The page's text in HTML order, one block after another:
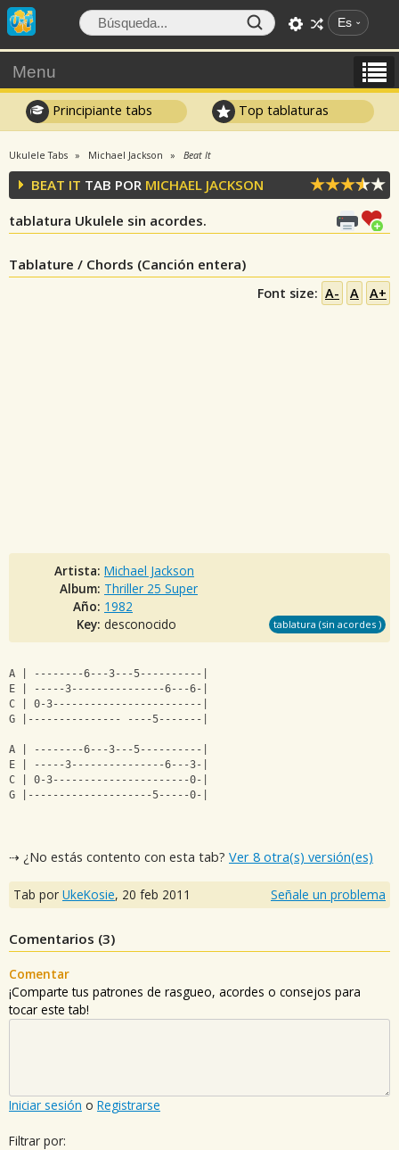
Es
Menu
Principiante tabs Top tablaturas
Ukulele Tabs Michael Jackson Beat It
BEAT IT TAB POR MICHAEL JACKSON
tablatura Ukulele sin acordes.
Tablature / Chords (Canción entera)
Font size: A- A A+
Artista: Michael Jackson
Album: Thriller 25 Super
Año: 1982
Key: desconocido tablatura (sin acordes )
A | --------6---3---5----------|
E | -----3---------------6---6-|
C | 0-3------------------------|
G |--------------- ----5-------|
A | --------6---3---5----------|
E | -----3---------------6---3-|
C | 0-3----------------------0-|
G |--------------------5-----0-|
⇢ ¿No estás contento con esta tab? Ver 8 otra(s) versión(es)
Tab por UkeKosie, 20 feb 2011 Señale un problema
Comentarios (3)
Comentar
¡Comparte tus patrones de rasgueo, acordes o consejos para
tocar este tab!
Iniciar sesión o Registrarse
Filtrar por: